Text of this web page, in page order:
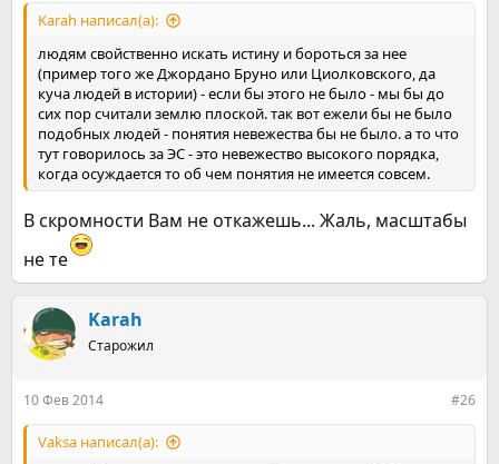
Karah написал(а):
людям свойственно искать истину и бороться за нее
(пример того же Джордано Бруно или Циолковского, да
куча людей в истории) - если бы этого не было - мы бы до
сих пор считали землю плоской. так вот ежели бы не было
подобных людей - понятия невежества бы не было. а то что
тут говорилось за ЭС - это невежество высокого порядка,
когда осуждается то об чем понятия не имеется совсем.
В скромности Вам не откажешь... Жаль, масштабы
не те
Karah
Старожил
10 Фев 2014 #26
Vaksa написал(а):